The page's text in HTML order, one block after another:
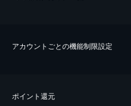
アカウントごとの機能制限設定
ポイント還元